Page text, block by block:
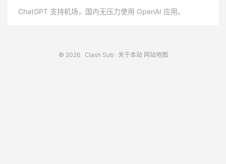
ChatGPT 支持机场，国内无压力使用 OpenAI 应用。
© 2026 Clash Sub 关于本站 网站地图